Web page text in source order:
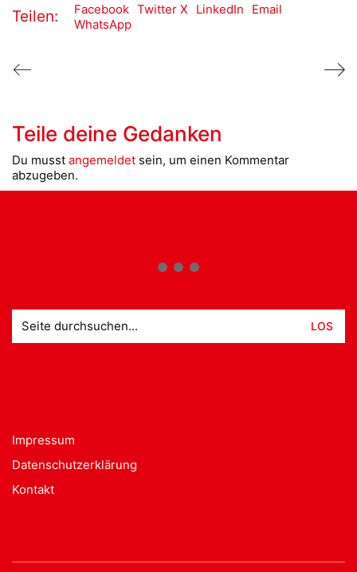
Teilen: Facebook Twitter X LinkedIn
Email
WhatsApp
Teile deine Gedanken
Du musst angemeldet sein, um einen Kommentar
abzugeben.
nach:
Impressum
Datenschutzerklärung
Kontakt